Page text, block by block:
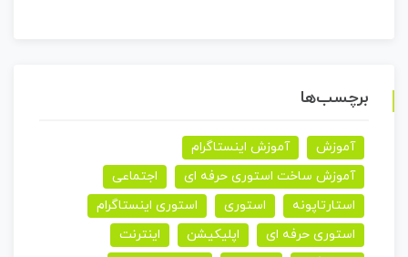
برچسب‌ها
آموزش
آموزش اینستاگرام
آموزش ساخت استوری حرفه ای
اجتماعی
استارتاپونه
استوری
استوری اینستاگرام
استوری حرفه ای
اپلیکیشن
اینترنت